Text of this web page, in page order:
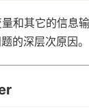
和其它的信息
的深层次原因。